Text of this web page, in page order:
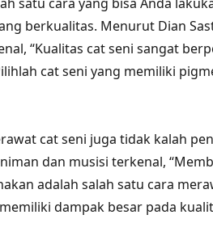
berkualitas. Menurut Dian
“Kualitas cat seni sangat
cat seni yang memiliki
cat seni juga tidak kalah
dan musisi terkenal,
adalah salah satu cara
dampak besar pada